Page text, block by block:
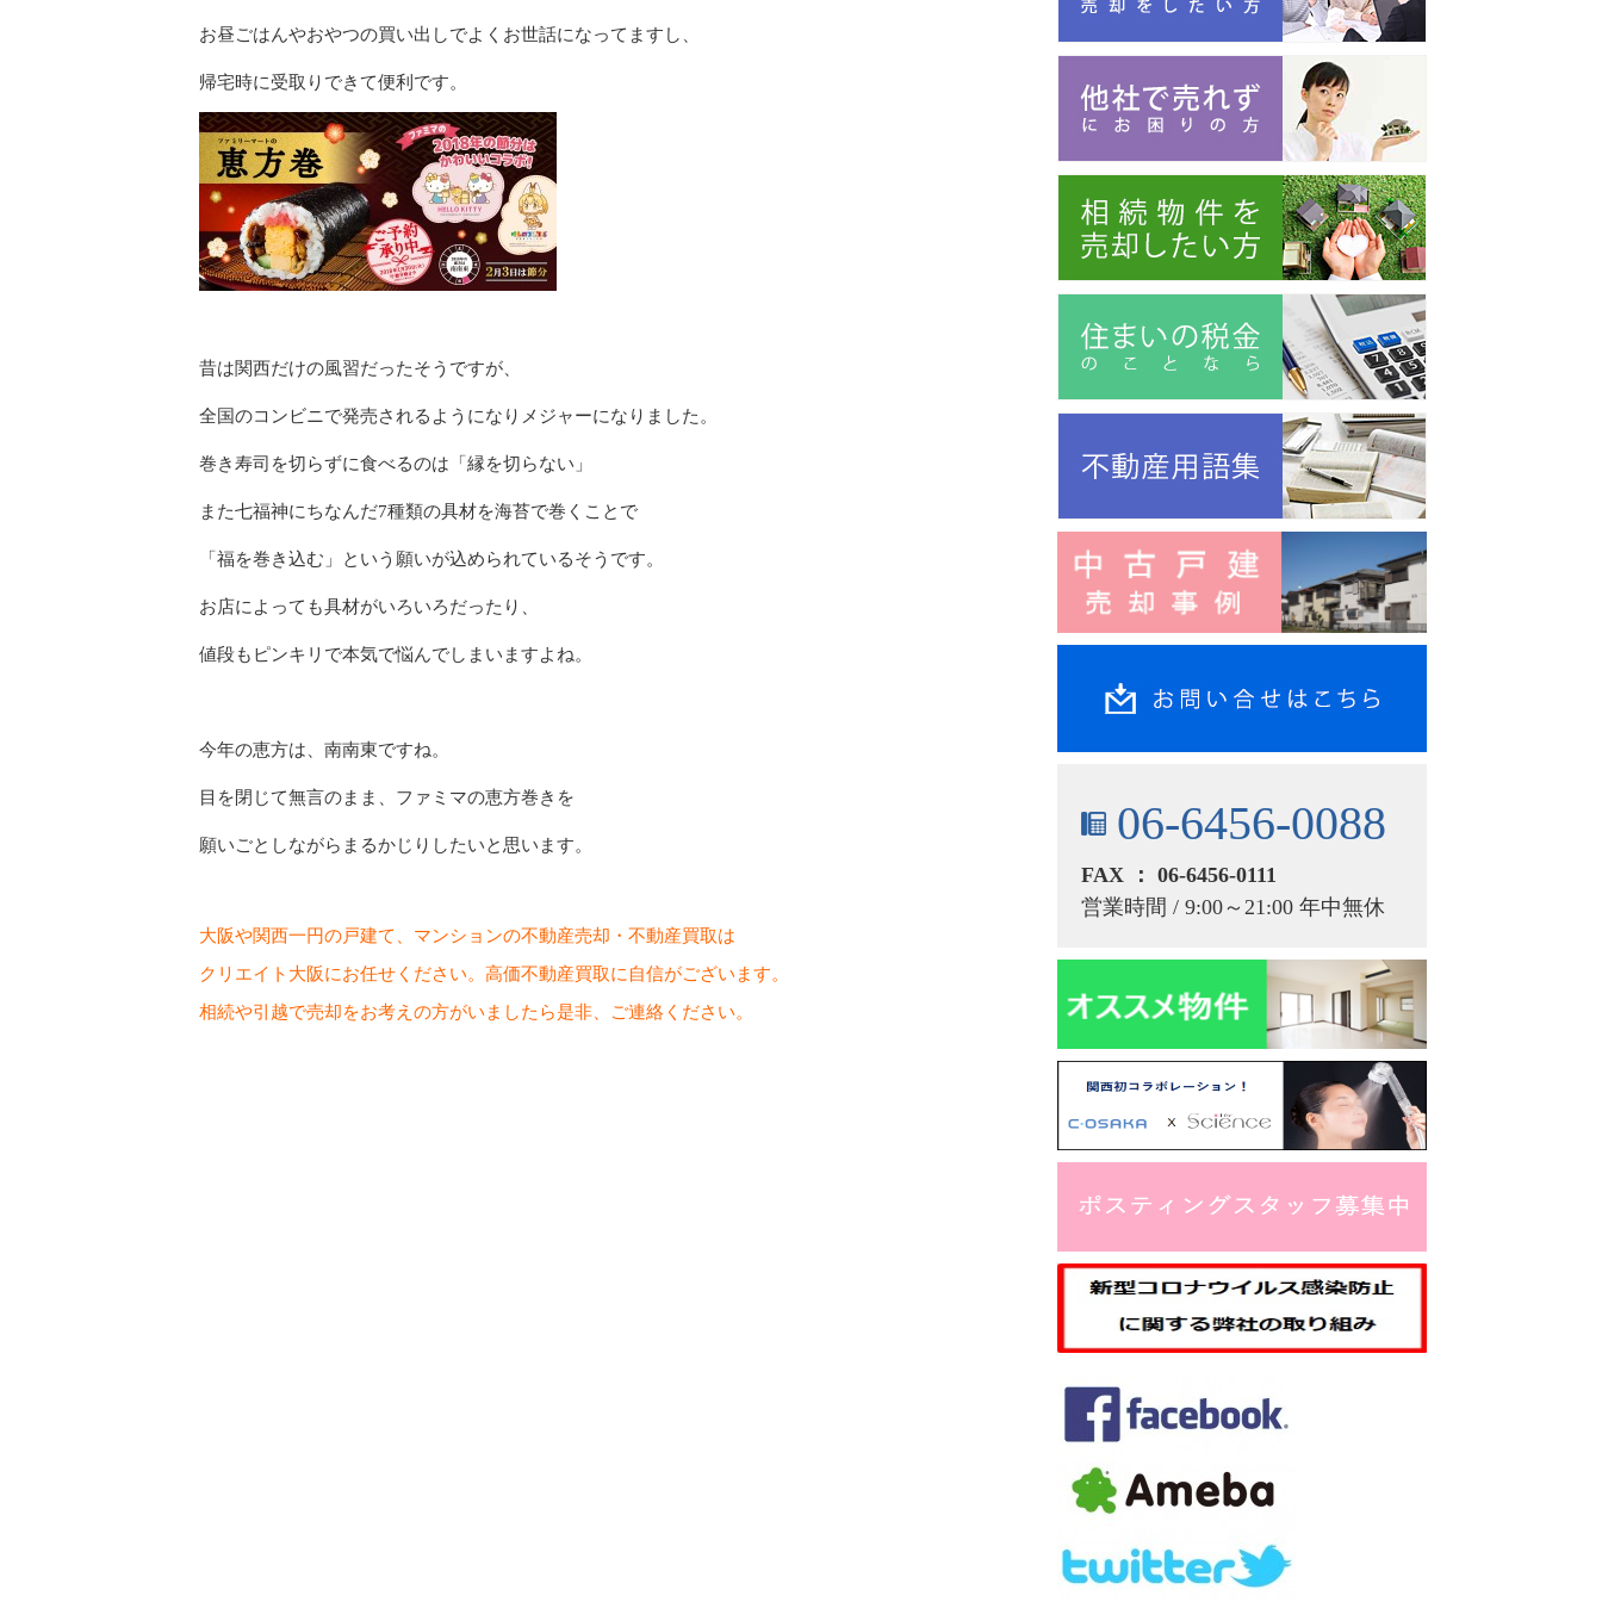
お昼ごはんやおやつの買い出しでよくお世話になってますし、
帰宅時に受取りできて便利です。
昔は関西だけの風習だったそうですが、
全国のコンビニで発売されるようになりメジャーになりました。
巻き寿司を切らずに食べるのは「縁を切らない」
また七福神にちなんだ7種類の具材を海苔で巻くことで
「福を巻き込む」という願いが込められているそうです。
お店によっても具材がいろいろだったり、
値段もピンキリで本気で悩んでしまいますよね。
今年の恵方は、南南東ですね。
目を閉じて無言のまま、ファミマの恵方巻きを
願いごとしながらまるかじりしたいと思います。
大阪や関西一円の戸建て、マンションの不動産売却・不動産買取は
クリエイト大阪にお任せください。高価不動産買取に自信がございます。
相続や引越で売却をお考えの方がいましたら是非、ご連絡ください。
06-6456-0088
FAX ： 06-6456-0111
営業時間 / 9:00～21:00 年中無休